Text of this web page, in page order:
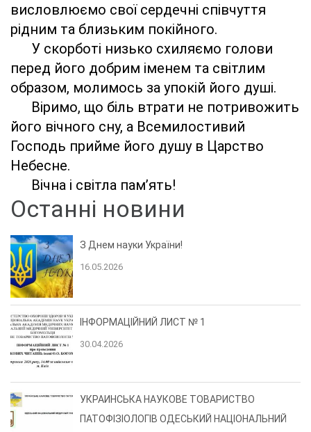
висловлюємо свої сердечні співчуття
рідним та близьким покійного.
У скорботі низько схиляємо голови
перед його добрим іменем та світлим
образом, молимось за упокій його душі.
Віримо, що біль втрати не потривожить
його вічного сну, а Всемилостивий
Господь прийме його душу в Царство
Небесне.
Вічна і світла пам’ять!
Останні новини
З Днем науки України!
16.05.2026
ІНФОРМАЦІЙНИЙ ЛИСТ № 1
30.04.2026
УКРАИНСЬКА НАУКОВЕ ТОВАРИСТВО
ПАТОФІЗІОЛОГІВ ОДЕСЬКИЙ НАЦІОНАЛЬНИЙ